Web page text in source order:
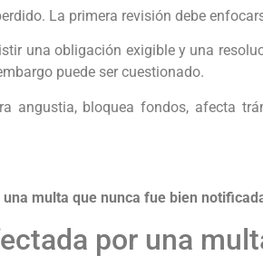
La primera revisión debe
una obligación exigible y una
puede ser cuestionado.
angustia, bloquea fondos, afecta
multa que nunca fue bien
por una